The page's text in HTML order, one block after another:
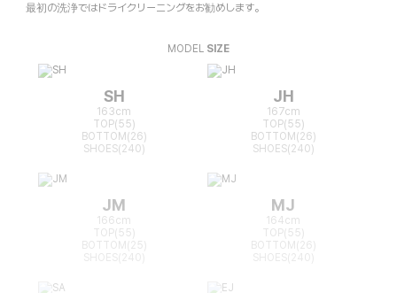
最初の洗浄ではドライクリーニングをお勧めします。
MODEL SIZE
SH
163cm
TOP(55)
BOTTOM(26)
SHOES(240)
JH
167cm
TOP(55)
BOTTOM(26)
SHOES(240)
JM
166cm
TOP(55)
BOTTOM(25)
MJ
164cm
TOP(55)
BOTTOM(26)